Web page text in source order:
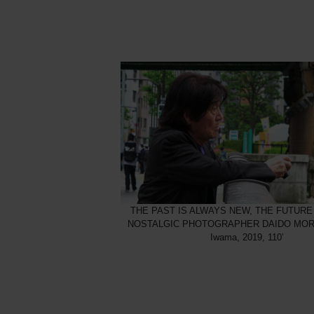
THE PAST IS ALWAYS NEW, THE
NOSTALGIC PHOTOGRAPHER DAIDO
Iwama, 2019, 110’